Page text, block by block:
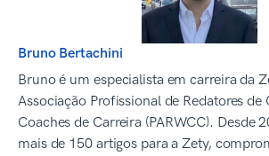
Bruno Bertachini
Bruno é um especialista em carreira da
Associação Profissional de Redatores de
Coaches de Carreira (PARWCC). Desde
mais de 150 artigos para a Zety,